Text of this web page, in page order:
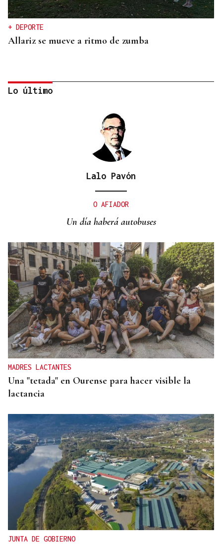
+ DEPORTE
Allariz se mueve a ritmo de zumba
Reparada a cuberta do pabillón do IES de Allariz
Lo último
Lalo Pavón
O AFIADOR
Un día haberá autobuses
MADRES LACTANTES
Una "tetada" en Ourense para hacer visible la
lactancia
JUNTA DE GOBIERNO